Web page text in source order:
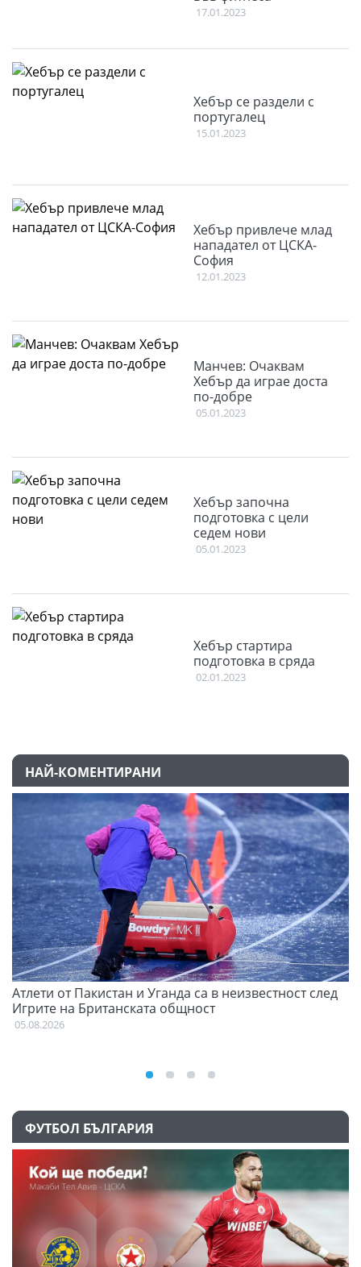
17.01.2023
Хебър се раздели с
португалец
15.01.2023
Хебър привлече млад
нападател от ЦСКА-
София
12.01.2023
Манчев: Очаквам
Хебър да играе доста
по-добре
05.01.2023
Хебър започна
подготовка с цели
седем нови
05.01.2023
Хебър стартира
подготовка в сряда
02.01.2023
НАЙ-КОМЕНТИРАНИ
Атлети от Пакистан и Уганда са в неизвестност след
Игрите на Британската общност
05.08.2026
ФУТБОЛ БЪЛГАРИЯ